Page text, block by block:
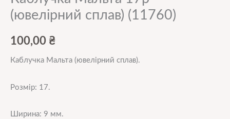
(ювелірний сплав) (11760)
100,00 ₴
Каблучка Мальта (ювелірний сплав).
Розмір: 17.
Ширина: 9 мм.